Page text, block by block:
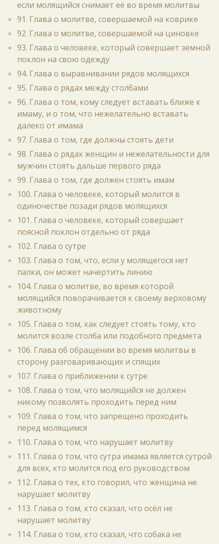
если молящийся снимает её во время молитвы
91. Глава о молитве, совершаемой на коврике
92. Глава о молитве, совершаемой на циновке
93. Глава о человеке, который совершает земной
поклон на свою одежду
94. Глава о выравнивании рядов молящихся
95. Глава о рядах между столбами
96. Глава о том, кому следует вставать ближе к
имаму, и о том, что нежелательно вставать
далеко от имама
97. Глава о том, где должны стоять дети
98. Глава о рядах женщин и нежелательности для
мужчин стоять дальше первого ряда
99. Глава о том, где должен стоять имам
100. Глава о человеке, который молится в
одиночестве позади рядов молящихся
101. Глава о человеке, который совершает
поясной поклон отдельно от ряда
102. Глава о сутре
103. Глава о том, что, если у молящегося нет
палки, он может начертить линию
104. Глава о молитве, во время которой
молящийся поворачивается к своему верховому
животному
105. Глава о том, как следует стоять тому, кто
молится возле столба или подобного предмета
106. Глава об обращении во время молитвы в
сторону разговаривающих и спящих
107. Глава о приближении к сутре
108. Глава о том, что молящийся не должен
никому позволять проходить перед ним
109. Глава о том, что запрещено проходить
перед молящимся
110. Глава о том, что нарушает молитву
111. Глава о том, что сутра имама является сутрой
для всех, кто молится под его руководством
112. Глава о тех, кто говорил, что женщина не
нарушает молитву
113. Глава о том, кто сказал, что осёл не
нарушает молитву
114. Глава о том, кто сказал, что собака не